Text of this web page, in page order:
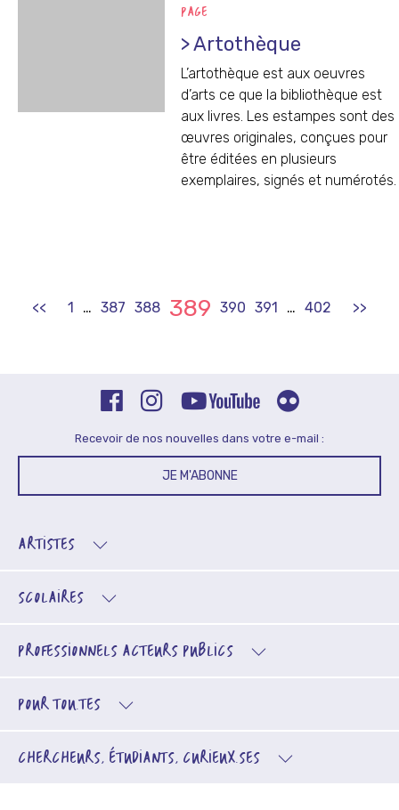
PAGE
> Artothèque
L’artothèque est aux oeuvres
d’arts ce que la bibliothèque est
aux livres. Les estampes sont des
œuvres originales, conçues pour
être éditées en plusieurs
exemplaires, signés et numérotés.
<< 1 … 387 388 389 390 391 … 402 >>
Recevoir de nos nouvelles dans votre e-mail :
JE M'ABONNE
ARTISTES
SCOLAIRES
PROFESSIONNELS ACTEURS PUBLICS
POUR TOU.TES
CHERCHEURS, ÉTUDIANTS, CURIEUX.SES